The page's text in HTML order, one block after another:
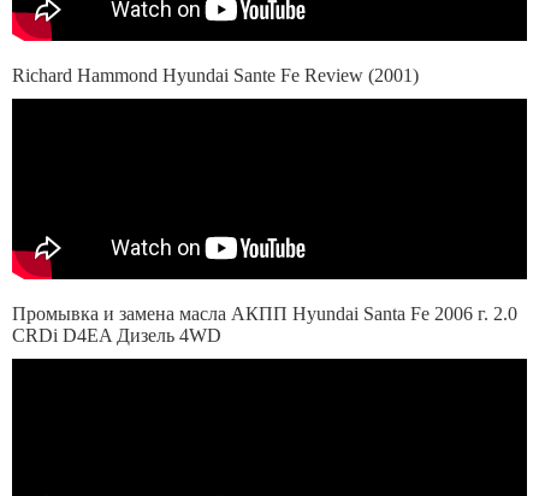
Richard Hammond Hyundai Sante Fe Review (2001)
Промывка и замена масла АКПП Hyundai Santa Fe 2006 г. 2.0
CRDi D4EA Дизель 4WD